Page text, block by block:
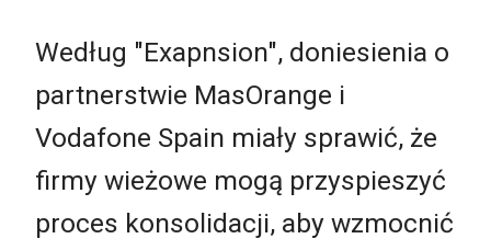
Według "Exapnsion", doniesienia o
partnerstwie MasOrange i
Vodafone Spain miały sprawić, że
firmy wieżowe mogą przyspieszyć
proces konsolidacji, aby wzmocnić